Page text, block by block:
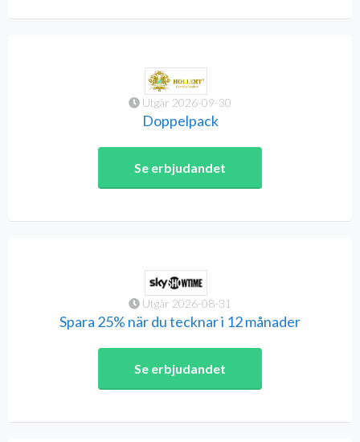
Utgår 2026-09-30
Doppelpack
Se erbjudandet
Utgår 2026-08-31
Spara 25% när du tecknar i 12 månader
Se erbjudandet